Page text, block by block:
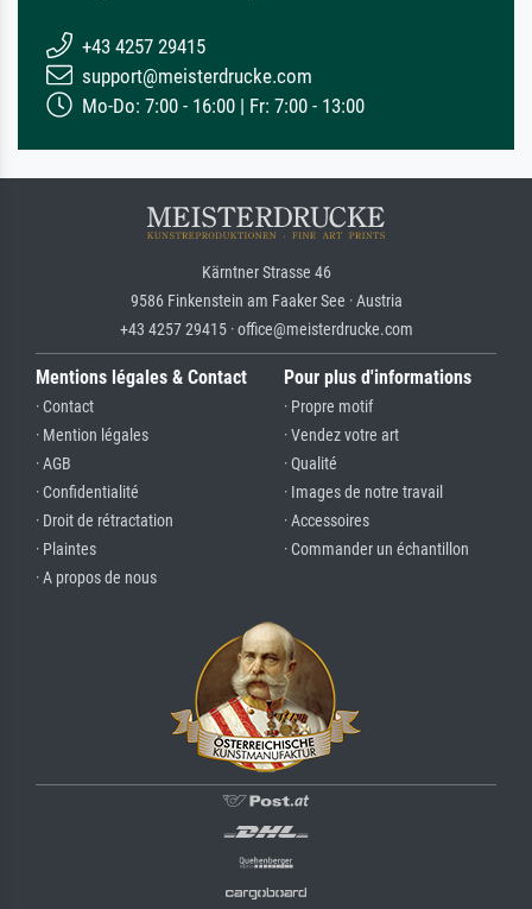
+43 4257 29415
support@meisterdrucke.com
Mo-Do: 7:00 - 16:00 | Fr: 7:00 - 13:00
Kärntner Strasse 46
9586 Finkenstein am Faaker See · Austria
+43 4257 29415 · office@meisterdrucke.com
Mentions légales & Contact
· Contact
· Mention légales
· AGB
· Confidentialité
· Droit de rétractation
· Plaintes
· A propos de nous
Pour plus d'informations
· Propre motif
· Vendez votre art
· Qualité
· Images de notre travail
· Accessoires
· Commander un échantillon